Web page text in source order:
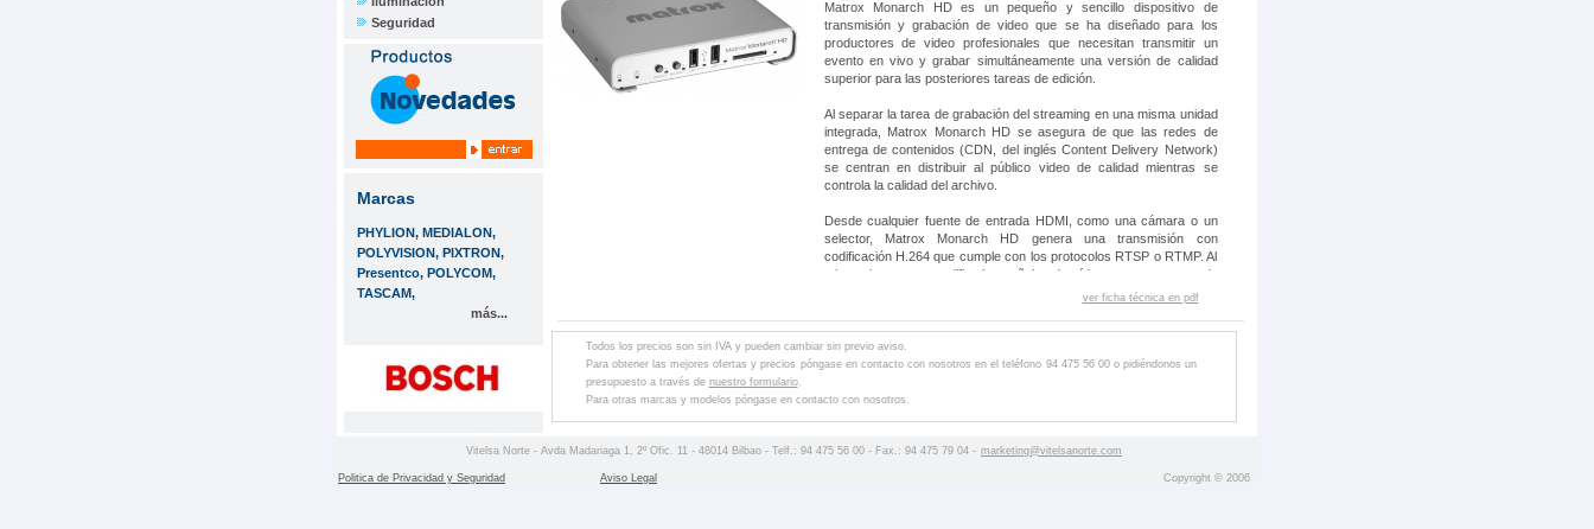
Seguridad
Marcas
PHYLION, MEDIALON,
POLYVISION, PIXTRON,
Presentco, POLYCOM,
TASCAM,
más...
Matrox Monarch HD es un pequeño y sencillo dispositivo de
transmisión y grabación de video que se ha diseñado para los
productores de video profesionales que necesitan transmitir un
evento en vivo y grabar simultáneamente una versión de calidad
superior para las posteriores tareas de edición.
Al separar la tarea de grabación del streaming en una misma unidad
integrada, Matrox Monarch HD se asegura de que las redes de
entrega de contenidos (CDN, del inglés Content Delivery Network)
se centran en distribuir al público video de calidad mientras se
controla la calidad del archivo.
Desde cualquier fuente de entrada HDMI, como una cámara o un
selector, Matrox Monarch HD genera una transmisión con
codificación H.264 que cumple con los protocolos RTSP o RTMP. Al
mismo tiempo que codifica las señales de vídeo con unas tasas de
bits adecuadas para el streaming en directo, Matrox Monarch HD
asignada.
cualquier PC o dispositivo móvil que disponga de explorador de
ver ficha técnica en pdf
Todos los precios son sin IVA y pueden cambiar sin previo aviso.
Para obtener las mejores ofertas y precios póngase en contacto con nosotros en el teléfono 94 475 56 00 o pidiéndonos un
presupuesto a través de nuestro formulario.
Para otras marcas y modelos póngase en contacto con nosotros.
Vitelsa Norte - Avda Madariaga 1, 2º Ofic. 11 - 48014 Bilbao - Telf.: 94 475 56 00 - Fax.: 94 475 79 04 - marketing@vitelsanorte.com
Politica de Privacidad y Seguridad Aviso Legal Copyright © 2006